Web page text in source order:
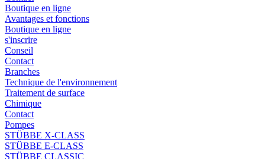
Boutique en ligne
Avantages et fonctions
Boutique en ligne
s'inscrire
Conseil
Contact
Branches
Technique de l'environnement
Traitement de surface
Chimique
Contact
Pompes
STÜBBE X-CLASS
STÜBBE E-CLASS
STÜBBE CLASSIC